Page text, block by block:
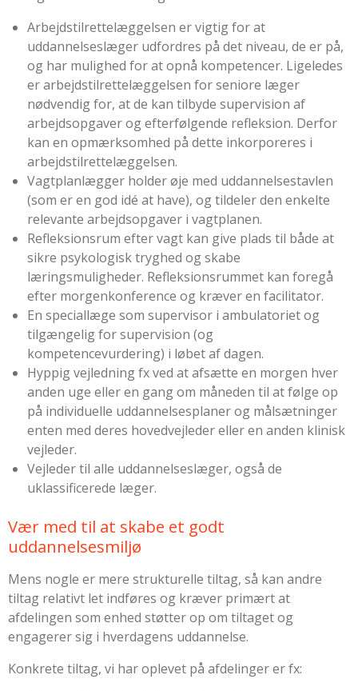
Arbejdstilrettelæggelsen er vigtig for at
uddannelseslæger udfordres på det niveau, de er på,
og har mulighed for at opnå kompetencer. Ligeledes
er arbejdstilrettelæggelsen for seniore læger
nødvendig for, at de kan tilbyde supervision af
arbejdsopgaver og efterfølgende refleksion. Derfor
kan en opmærksomhed på dette inkorporeres i
arbejdstilrettelæggelsen.
Vagtplanlægger holder øje med uddannelsestavlen
(som er en god idé at have), og tildeler den enkelte
relevante arbejdsopgaver i vagtplanen.
Refleksionsrum efter vagt kan give plads til både at
sikre psykologisk tryghed og skabe
læringsmuligheder. Refleksionsrummet kan foregå
efter morgenkonference og kræver en facilitator.
En speciallæge som supervisor i ambulatoriet og
tilgængelig for supervision (og
kompetencevurdering) i løbet af dagen.
Hyppig vejledning fx ved at afsætte en morgen hver
anden uge eller en gang om måneden til at følge op
på individuelle uddannelsesplaner og målsætninger
enten med deres hovedvejleder eller en anden klinisk
vejleder.
Vejleder til alle uddannelseslæger, også de
uklassificerede læger.
Vær med til at skabe et godt
uddannelsesmiljø
Mens nogle er mere strukturelle tiltag, så kan andre
tiltag relativt let indføres og kræver primært at
afdelingen som enhed støtter op om tiltaget og
engagerer sig i hverdagens uddannelse.
Konkrete tiltag, vi har oplevet på afdelinger er fx: